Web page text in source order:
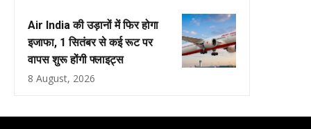
Air India की उड़ानों में फिर होगा
इजाफा, 1 सितंबर से कई रूट पर
वापस शुरू होंगी फ्लाइट्स
8 August, 2026